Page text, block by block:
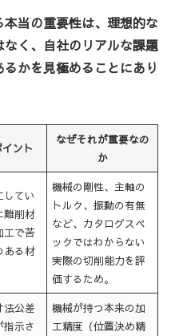
当の重要性は、理想的な
く、自社のリアルな課題
かを見極めることにあり
ント
なぜそれが重要なの
か
してい
難削材
工で苦
ある材
機械の剛性、主軸の
トルク、振動の有無
など、カタログスペ
ックではわからない
実際の切削能力を評
価するため。
法公差
指示さ
機械が持つ本来の加
工精度（位置決め精